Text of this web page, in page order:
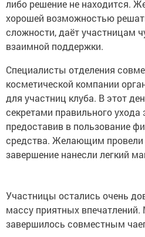
либо решение не находится.
хорошей возможностью
сложности, даёт участницам
взаимной поддержки.
Специалисты отделения
косметической компании
для участниц клуба. В этот
секретами правильного ухода
предоставив в пользование
средства. Желающим провели
завершение нанесли легкий
Участницы остались очень
массу приятных впечатлений.
завершилось совместным